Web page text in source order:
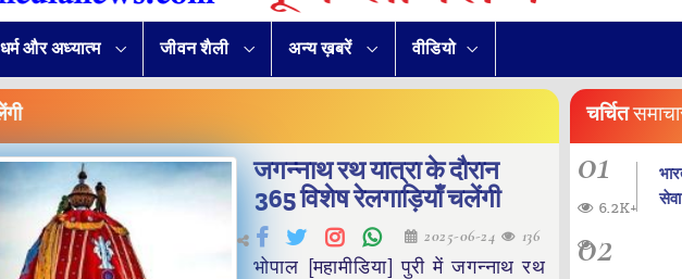
धर्म और अध्यात्म जीवन शैली अन्य ख़बरें वीडियो
जगन्नाथ रथ यात्रा के दौरान
365 विशेष रेलगाड़ियाँ चलेंगी
2025-06-24 136
भोपाल [महामीडिया] पुरी में जगन्नाथ रथ
चर्चित
01
6.2K+
02